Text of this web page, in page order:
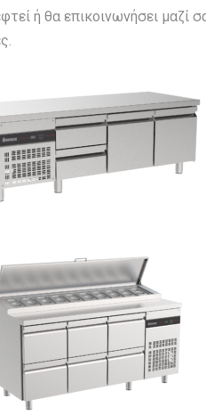
ή θα επικοινωνήσει μαζί